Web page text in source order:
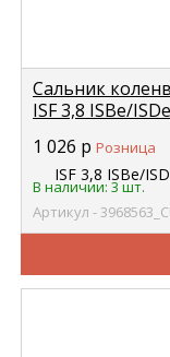
Сальник
ISF 3,8 ISBe/
1 026 р Розница
В наличии: 3 шт.
Артикул -